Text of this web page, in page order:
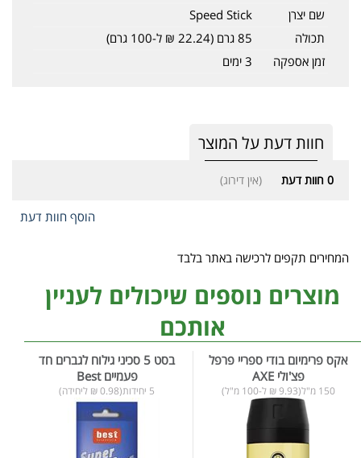
שם יצרן
Speed Stick
תכולה
85 גרם (22.24 ₪ ל-100 גרם)
זמן אספקה
3 ימים
חוות דעת על המוצר
0 חוות דעת (אין דירוג)
הוסף חוות דעת
המחירים תקפים לרכישה באתר בלבד
מוצרים נוספים שיכולים לעניין
אותכם
אקס פרימיום בודי ספריי פרפל
פצ'ולי AXE
150 מ"ל(9.93 ₪ ל-100 מ"ל)
בסט 5 סכיני גילוח לגברים חד
פעמיים Best
5 יחידות(0.98 ₪ ליחידה)